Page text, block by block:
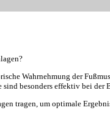
Wahrnehmung der
sind besonders effektiv bei
tragen, um optimale